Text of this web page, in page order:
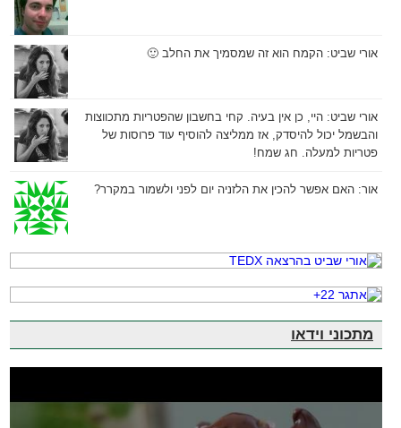
אורי שביט: הקמח הוא זה שמסמיך את החלב 🙂
אורי שביט: היי, כן אין בעיה. קחי בחשבון שהפטריות מתכווצות
והבשמל יכול להיסדק, אז ממליצה להוסיף עוד פרוסות של
פטריות למעלה. חג שמח!
אור: האם אפשר להכין את הלזניה יום לפני ולשמור במקרר?
מתכוני וידאו